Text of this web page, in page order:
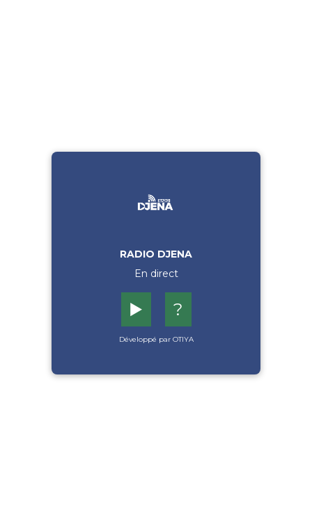
RADIO DJENA
En direct
▶️ ?
Développé par OTIYA